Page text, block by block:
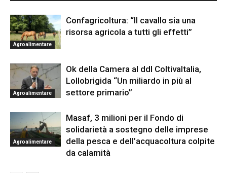
Agroalimentare
Confagricoltura: “Il cavallo sia una
risorsa agricola a tutti gli effetti”
Agroalimentare
Ok della Camera al ddl ColtivaItalia,
Lollobrigida “Un miliardo in più al
settore primario”
Agroalimentare
Masaf, 3 milioni per il Fondo di
solidarietà a sostegno delle imprese
della pesca e dell’acquacoltura colpite
da calamità